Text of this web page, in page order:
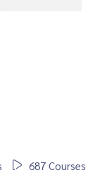
687 Courses